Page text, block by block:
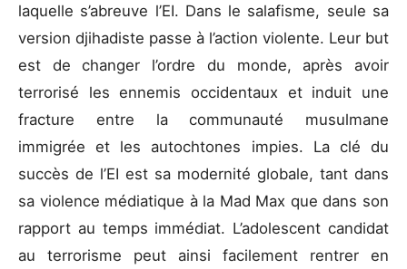
laquelle s’abreuve l’EI. Dans le salafisme, seule sa
version djihadiste passe à l’action violente. Leur but
est de changer l’ordre du monde, après avoir
terrorisé les ennemis occidentaux et induit une
fracture entre la communauté musulmane
immigrée et les autochtones impies. La clé du
succès de l’EI est sa modernité globale, tant dans
sa violence médiatique à la Mad Max que dans son
rapport au temps immédiat. L’adolescent candidat
au terrorisme peut ainsi facilement rentrer en